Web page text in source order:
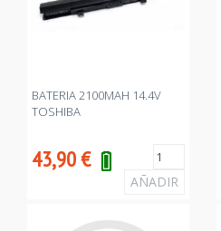
BATERIA 2100MAH 14.4V
TOSHIBA
43,90€